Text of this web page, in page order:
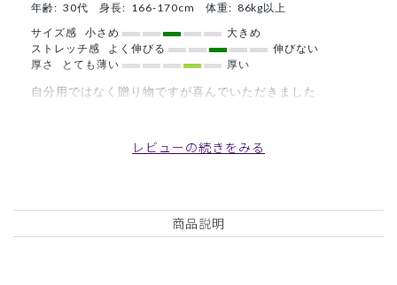
年齢: 30代 身長: 166-170cm 体重: 86kg以上
サイズ感
小さめ
大きめ
ストレッチ感
よく伸びる
伸びない
厚さ
とても薄い 厚い
自分用ではなく贈り物ですが喜んでいただきました
レビューの続きをみる
商品説明